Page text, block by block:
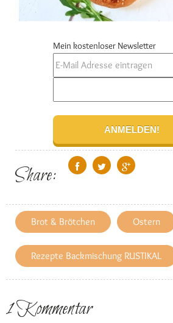
Mein kostenloser Newsletter
Share:
Brot & Brötchen Ostern
Rezepte Backmischung RUSTIKAL
1 Kommentar